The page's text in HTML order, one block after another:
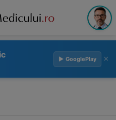
▶ GooglePlay ×